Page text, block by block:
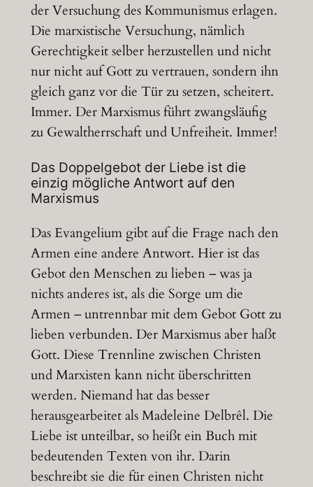
der Versuchung des Kommunismus erlagen.
Die marxistische Versuchung, nämlich
Gerechtigkeit selber herzustellen und nicht
nur nicht auf Gott zu vertrauen, sondern ihn
gleich ganz vor die Tür zu setzen, scheitert.
Immer. Der Marxismus führt zwangsläufig
zu Gewaltherrschaft und Unfreiheit. Immer!
Das Doppelgebot der Liebe ist die
einzig mögliche Antwort auf den
Marxismus
Das Evangelium gibt auf die Frage nach den
Armen eine andere Antwort. Hier ist das
Gebot den Menschen zu lieben – was ja
nichts anderes ist, als die Sorge um die
Armen – untrennbar mit dem Gebot Gott zu
lieben verbunden. Der Marxismus aber haßt
Gott. Diese Trennline zwischen Christen
und Marxisten kann nicht überschritten
werden. Niemand hat das besser
herausgearbeitet als Madeleine Delbrêl. Die
Liebe ist unteilbar, so heißt ein Buch mit
bedeutenden Texten von ihr. Darin
beschreibt sie die für einen Christen nicht